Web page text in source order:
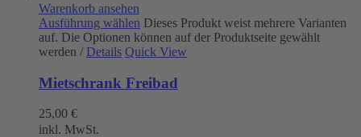
Warenkorb ansehen
Ausführung wählen Dieses Produkt weist mehrere Varianten
auf. Die Optionen können auf der Produktseite gewählt
werden / Details Quick View
Mietschrank Freibad
25,00 €
inkl. MwSt.